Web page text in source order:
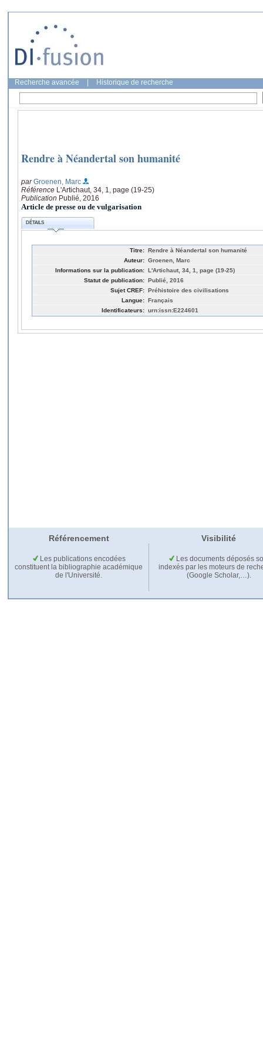
Recherche avancée Historique de recherche
Rendre à Néandertal son humanité
parGroenen, Marc
Référence L'Artichaut, 34, 1, page (19-25)
Publication Publié, 2016
Article de presse ou de vulgarisation
DÉTAILS
Titre: Rendre à Néandertal son humanité
Auteur: Groenen, Marc
Informations sur la publication: L'Artichaut, 34, 1, page (19-25)
Statut de publication: Publié, 2016
Sujet CREF: Préhistoire des civilisations
Langue: Français
Identificateurs: urn:issn:E224601
Référencement Visibilité
Les publications encodées
constituent la bibliographie académique
de l'Université.
Les documents déposés
indexés par les moteurs de
(Google Scholar,…).